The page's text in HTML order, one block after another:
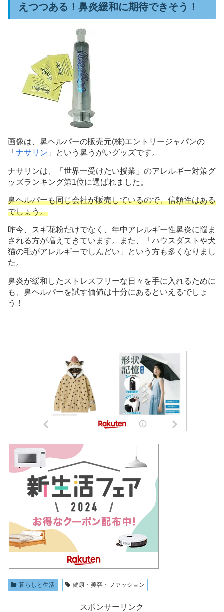
えつつある！鼻炎緩和に期待できそう！
画像は、鼻ヘルパーの販売元(株)エントリージャパンの
「 ナサリン 」という鼻うがいグッズです。
ナサリンは、「世界一受けたい授業」のアレルギー対策グ
ッズランキング第1位に選ばれました。
鼻ヘルパーも同じ会社が販売しているので、信頼性はある
でしょう。
昨今、スギ花粉だけでなく、年中アレルギー性鼻炎に悩ま
される方が増えてきています。また、「ハウスダストや犬
猫の毛がアレルギーでしんどい」という方も多くなりまし
た。
鼻炎が緩和したストレスフリーな日々を手に入れるために
も、鼻ヘルパーを試す価値は十分にあるといえるでしょ
う！
暮らしと生活 健康・美容・ファッション
スポンサーリンク